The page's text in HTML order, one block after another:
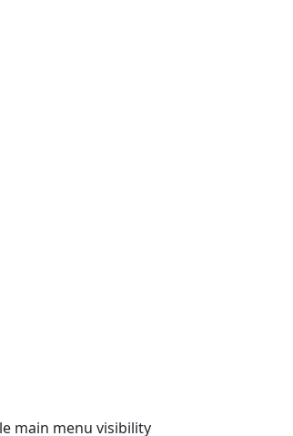
main menu visibility